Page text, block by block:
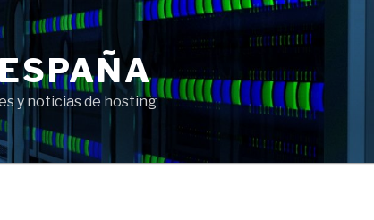
y noticias de hosting